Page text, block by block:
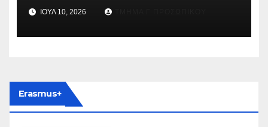
ΙΟΎΛ 10, 2026
Erasmus+